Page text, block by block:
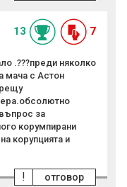
13 7
.???преди няколко
мача с Астон
за
корумпирани
корупцията и
отговор
!